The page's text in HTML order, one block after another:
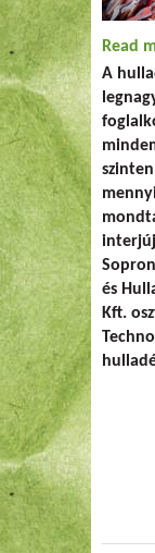
Read
A
és
Kft.